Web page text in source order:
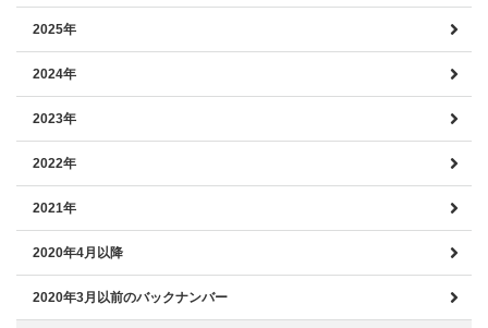
2025年
2024年
2023年
2022年
2021年
2020年4月以降
2020年3月以前のバックナンバー